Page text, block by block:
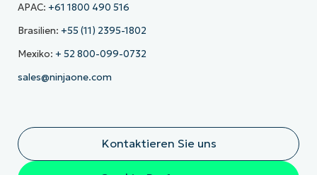
APAC: +61 1800 490 516
Brasilien: +55 (11) 2395-1802
Mexiko: + 52 800-099-0732
sales@ninjaone.com
Kontaktieren Sie uns